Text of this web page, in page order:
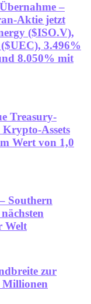
–
Aktie jetzt
($ISO.V),
3.496%
8.050% mit
Treasury-
Assets
Wert von 1,0
Southern
Welt
zur
Millionen